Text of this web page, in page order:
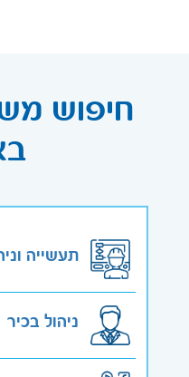
חיפוש
תעשייה
ניהול בכיר